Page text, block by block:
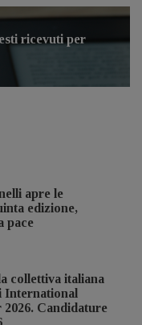
ricevuti per
apre le
edizione,
pace
collettiva italiana
International
Candidature